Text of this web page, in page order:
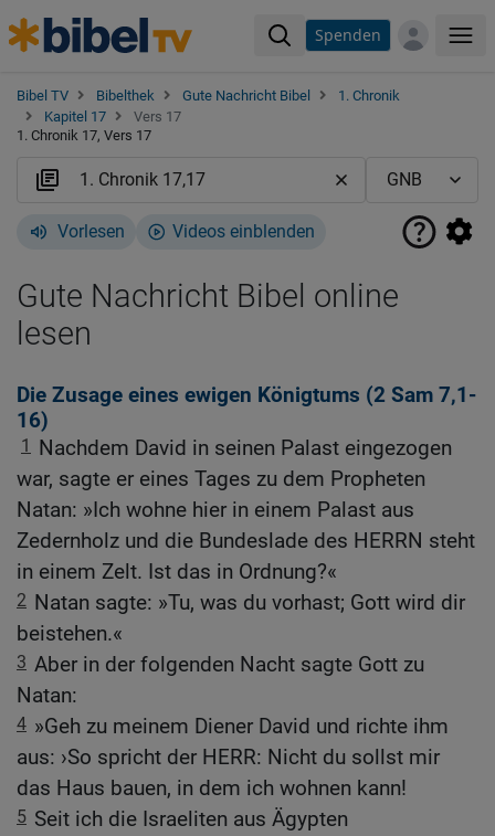
Spenden
Bibel TV Bibelthek Gute Nachricht Bibel
1. Chronik
Kapitel 17
Vers 17
1. Chronik 17, Vers 17
Vorlesen Videos einblenden
Gute Nachricht Bibel online
lesen
Die Zusage eines ewigen Königtums (2 Sam 7,1-
16)
1
Nachdem David in seinen Palast eingezogen
war, sagte er eines Tages zu dem Propheten
Natan: »Ich wohne hier in einem Palast aus
Zedernholz und die Bundeslade des HERRN steht
in einem Zelt. Ist das in Ordnung?«
2 Natan sagte: »Tu, was du vorhast; Gott wird dir
beistehen.«
3 Aber in der folgenden Nacht sagte Gott zu
Natan:
4 »Geh zu meinem Diener David und richte ihm
aus: ›So spricht der HERR: Nicht du sollst mir
das Haus bauen, in dem ich wohnen kann!
5 Seit ich die Israeliten aus Ägypten